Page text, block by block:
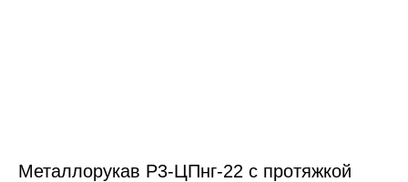
Металлорукав Р3-ЦПнг-22 с протяжкой